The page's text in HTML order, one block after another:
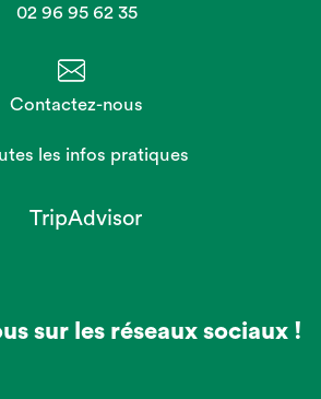
02 96 95 62 35
Contactez-nous
les infos pratiques
sur les réseaux sociaux !